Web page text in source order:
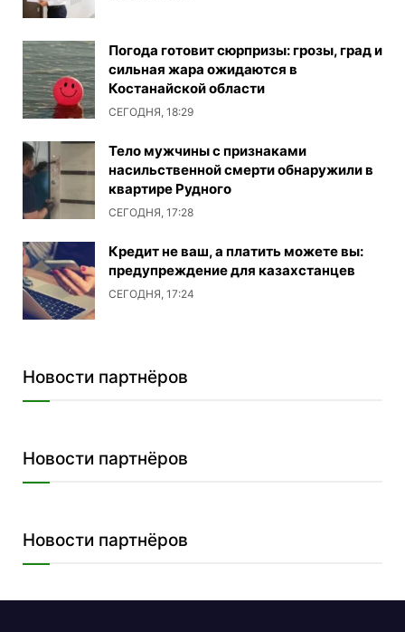
Погода готовит сюрпризы: грозы, град и
сильная жара ожидаются в
Костанайской области
СЕГОДНЯ, 18:29
Тело мужчины с признаками
насильственной смерти обнаружили в
квартире Рудного
СЕГОДНЯ, 17:28
Кредит не ваш, а платить можете вы:
предупреждение для казахстанцев
СЕГОДНЯ, 17:24
Новости партнёров
Новости партнёров
Новости партнёров